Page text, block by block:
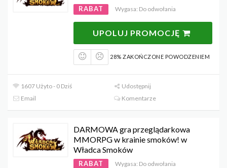
RABAT Wygasa: Do odwołania
UPOLUJ PROMOCJĘ
28% ZAKOŃCZONE POWODZENIEM
1607 Użyto - 0 Dziś
Udostępnij
Email
Komentarze
DARMOWA gra przeglądarkowa
MMORPG w krainie smoków! w
Władca Smoków
RABAT Wygasa: Do odwołania